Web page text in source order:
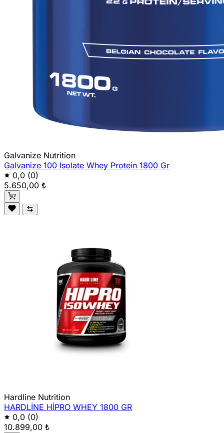
Galvanize Nutrition
Galvanize 100 Isolate Whey Protein 1800 Gr
0,0 (0)
5.650,00 ₺
Hardline Nutrition
HARDLİNE HİPRO WHEY 1800 GR
0,0 (0)
10.899,00 ₺